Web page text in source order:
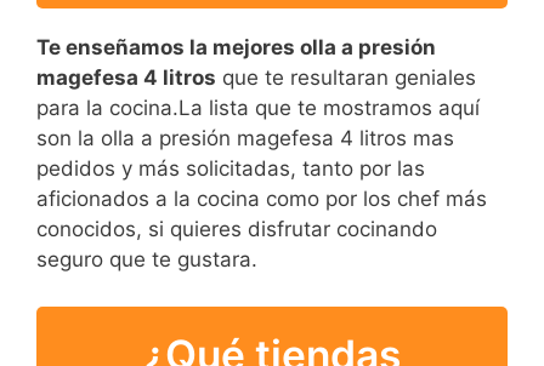
Te enseñamos la mejores olla a presión
magefesa 4 litros que te resultaran geniales
para la cocina.La lista que te mostramos aquí
son la olla a presión magefesa 4 litros mas
pedidos y más solicitadas, tanto por las
aficionados a la cocina como por los chef más
conocidos, si quieres disfrutar cocinando
seguro que te gustara.
¿Qué tiendas